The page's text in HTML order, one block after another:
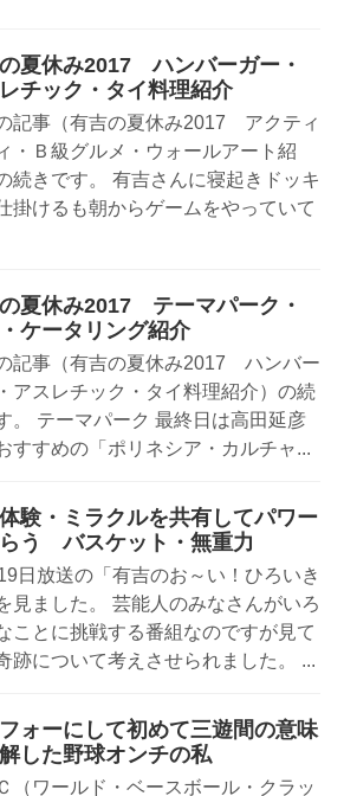
夏休み2017 ハンバーガー・
チック・タイ料理紹介
記事（有吉の夏休み2017 アクティ
・Ｂ級グルメ・ウォールアート紹
続きです。 有吉さんに寝起きドッキ
掛けるも朝からゲームをやっていて
夏休み2017 テーマパーク・
ケータリング紹介
記事（有吉の夏休み2017 ハンバー
アスレチック・タイ料理紹介）の続
。 テーマパーク 最終日は高田延彦
すすめの「ポリネシア・カルチャ...
験・ミラクルを共有してパワー
う バスケット・無重力
日放送の「有吉のお～い！ひろいき
見ました。 芸能人のみなさんがいろ
ことに挑戦する番組なのですが見て
跡について考えさせられました。 ...
ォーにして初めて三遊間の意味
した野球オンチの私
（ワールド・ベースボール・クラッ